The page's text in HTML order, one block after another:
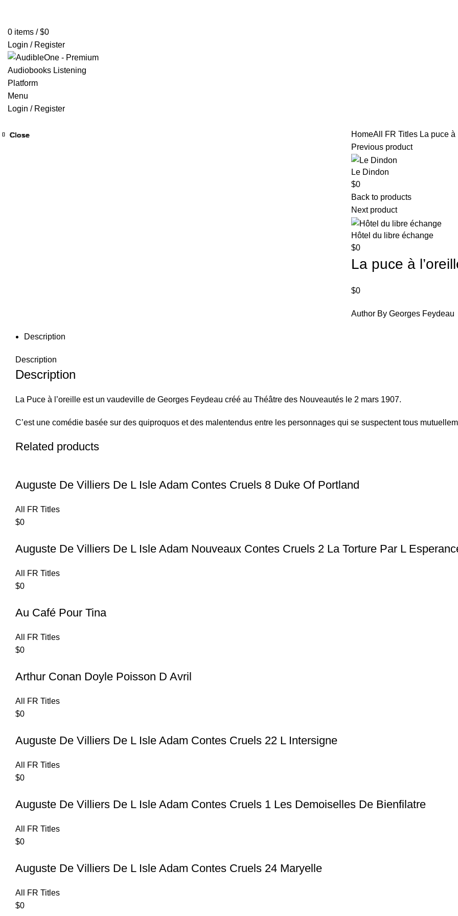
0 items / $0
Login / Register
Menu
Login / Register
HomeAll FR Titles La puce à
Previous product
Le Dindon
$0
Back to products
Next product
Hôtel du libre échange
$0
La puce à
$0
Author By Georges Feydeau
Description
Description
Description
La Puce à l’oreille est un vaudeville de Georges Feydeau créé au Théâtre des Nouveautés le 2 mars 1907.
C’est une comédie basée sur des quiproquos et des malentendus entre les personnages qui se suspectent tous
Related products
Close
Auguste De Villiers De L Isle Adam Contes Cruels 8 Duke Of Portland
All FR Titles
$0
Close
Auguste De Villiers De L Isle Adam Nouveaux Contes Cruels 2 La Torture Par L
All FR Titles
$0
Close
Au Café Pour Tina
All FR Titles
$0
Close
Arthur Conan Doyle Poisson D Avril
All FR Titles
$0
Close
Auguste De Villiers De L Isle Adam Contes Cruels 22 L Intersigne
All FR Titles
$0
Close
Auguste De Villiers De L Isle Adam Contes Cruels 1 Les Demoiselles De Bienfilatre
All FR Titles
$0
Close
Auguste De Villiers De L Isle Adam Contes Cruels 24 Maryelle
All FR Titles
$0
Close